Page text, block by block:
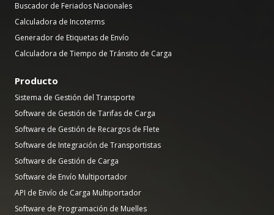
Buscador de Feriados Nacionales
Calculadora de Incoterms
Generador de Etiquetas de Envío
Calculadora de Tiempo de Tránsito de Carga
Producto
Sistema de Gestión del Transporte
Software de Gestión de Tarifas de Carga
Software de Gestión de Recargos de Flete
Software de Integración de Transportistas
Software de Gestión de Carga
Software de Envío Multiportador
API de Envío de Carga Multiportador
Software de Programación de Muelles